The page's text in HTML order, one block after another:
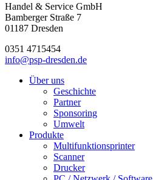
Handel & Service GmbH
Bamberger Straße 7
01187 Dresden
0351 4715454
info@psp-dresden.de
Über uns
Geschichte
Partner
Sponsoring
Umwelt
Produkte
Multifunktionsprinter
Scanner
Drucker